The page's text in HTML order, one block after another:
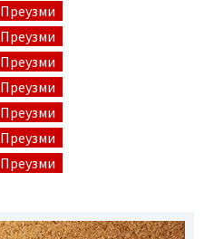
Преузми
Преузми
Преузми
Преузми
Преузми
Преузми
Преузми